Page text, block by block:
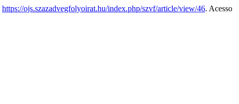
https://ojs.szazadvegfolyoirat.hu/index.php/szvf/article/view/46. Acesso